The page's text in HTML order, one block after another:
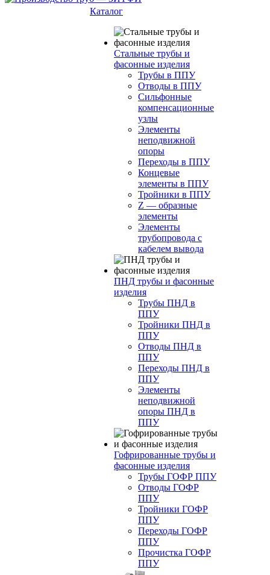
Каталог
Стальные трубы и
фасонные изделия
Трубы в ППУ
Отводы в ППУ
Сильфонные
компенсационные
узлы
Элементы
неподвижной
опоры
Переходы в ППУ
Концевые
элементы в ППУ
Тройники в ППУ
Z — образные
элементы
Элементы
трубопровода с
кабелем вывода
ПНД трубы и фасонные
изделия
Трубы ПНД в
ППУ
Тройники ПНД в
ППУ
Отводы ПНД в
ППУ
Переходы ПНД в
ППУ
Элементы
неподвижной
опоры ПНД в
ППУ
Гофрированные трубы и
фасонные изделия
Трубы ГОФР ППУ
Отводы ГОФР
ППУ
Тройники ГОФР
ППУ
Переходы ГОФР
ППУ
Прочистка ГОФР
ППУ